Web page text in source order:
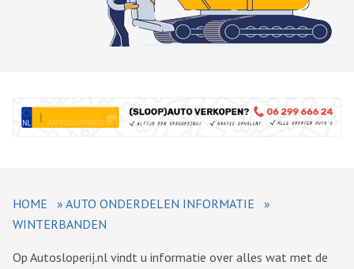
HOME » AUTO ONDERDELEN INFORMATIE
»
WINTERBANDEN
Op Autosloperij.nl vindt u informatie over alles wat met de